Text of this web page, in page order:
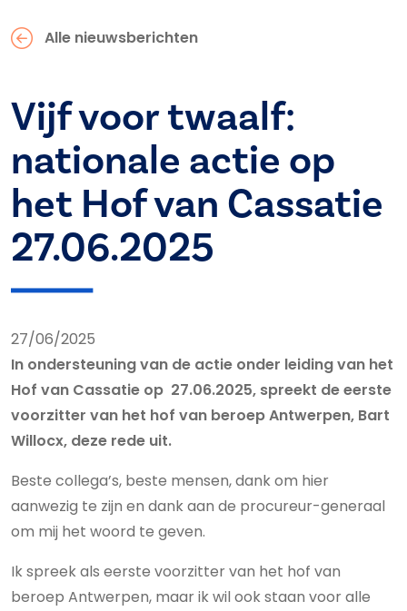
Alle nieuwsberichten
Vijf voor twaalf:
nationale actie op
het Hof van Cassatie
27.06.2025
27/06/2025
In ondersteuning van de actie onder leiding van het
Hof van Cassatie op 27.06.2025, spreekt de eerste
voorzitter van het hof van beroep Antwerpen, Bart
Willocx, deze rede uit.
Beste collega’s, beste mensen, dank om hier
aanwezig te zijn en dank aan de procureur-generaal
om mij het woord te geven.
Ik spreek als eerste voorzitter van het hof van
beroep Antwerpen, maar ik wil ook staan voor alle